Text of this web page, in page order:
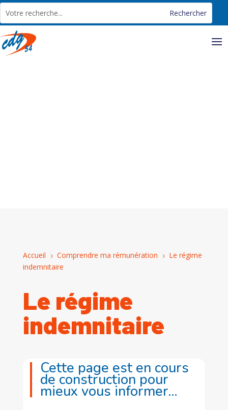
Accueil 5 Comprendre ma rémunération 5
Le régime
indemnitaire
Le régime
indemnitaire
Cette page est en cours
de construction pour
mieux vous informer…
Panneau de gestion des cookies